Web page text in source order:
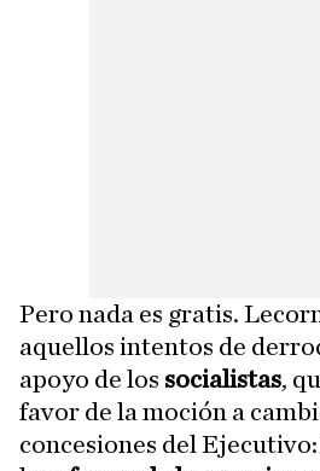
Pero nada es gratis.
aquellos intentos de
apoyo de los socialistas,
favor de la moción a
concesiones del